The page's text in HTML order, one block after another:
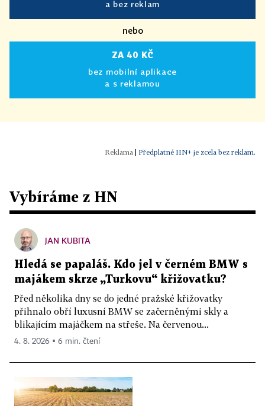
a bez reklam
nebo
ZA 40 KČ
bez mobilní aplikace
a s reklamou
Předplatné HN+ je zcela bez reklam.
Vybíráme z HN
JAN KUBITA
Hledá se papaláš. Kdo jel v černém BMW s
majákem skrze „Turkovu“ křižovatku?
Před několika dny se do jedné pražské křižovatky
přihnalo obří luxusní BMW se začerněnými skly a
blikajícím majáčkem na střeše. Na červenou...
4. 8. 2026 ▪ 6 min. čtení